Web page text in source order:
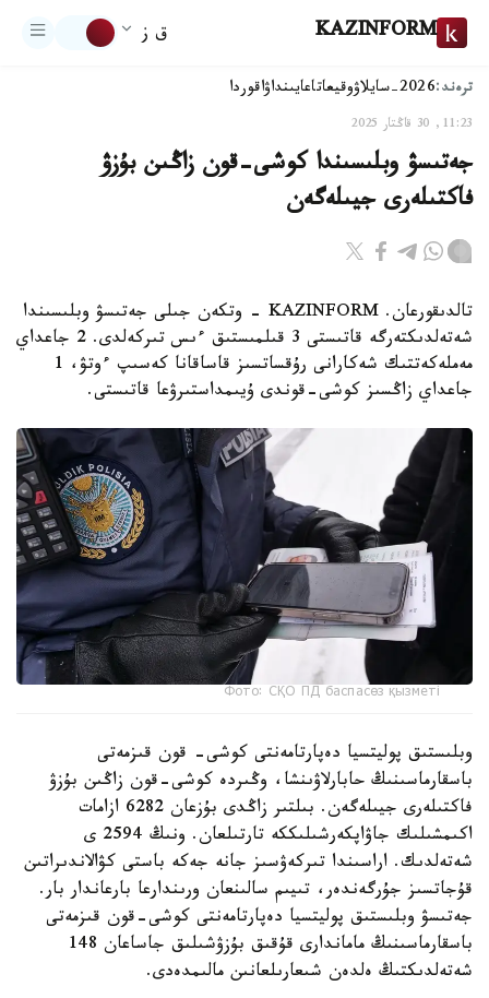
KAZINFORM ق ز
ترەند:2026-سايلاۋ وقيعاتاعايىنداۋاقوردا
11:23, 30 قاڭتار 2025
جەتىسۋ وبلىسىندا كوشى-قون زاڭىن بۇزۋ
فاكتىلەرى جيىلەگەن
تالدىقورعان. KAZINFORM - وتكەن جىلى جەتىسۋ وبلىسىندا
شەتەلدىكتەرگە قاتىستى 3 قىلمىستىق ءىس تىركەلدى. 2 جاعداي
مەملەكەتتىك شەكارانى رۇقساتسىز قاساقانا كەسىپ ءوتۋ، 1
جاعداي زاڭسىز كوشى-قوندى ۇيىمداستىرۋعا قاتىستى.
Фото: СҚО ПД баспасөз қызметі
وبلىستىق پوليتسيا دەپارتامەنتى كوشى- قون قىزمەتى
باسقارماسىنىڭ حابارلاۋىنشا، وڭىردە كوشى-قون زاڭىن بۇزۋ
فاكتىلەرى جيىلەگەن. بىلتىر زاڭدى بۇزعان 6282 ازامات
اكىمشىلىك جاۋاپكەرشىلىككە تارتىلعان. ونىڭ 2594 ى
شەتەلدىك. اراسىندا تىركەۋسىز جانە جەكە باستى كۋالاندىراتىن
قۇجاتسىز جۇرگەندەر، تىيىم سالىنعان ورىندارعا بارعاندار بار.
جەتىسۋ وبلىستىق پوليتسيا دەپارتامەنتى كوشى-قون قىزمەتى
باسقارماسىنىڭ ماماندارى قۇقىق بۇزۋشىلىق جاساعان 148
شەتەلدىكتىڭ ەلدەن شىعارىلعانىن مالىمدەدى.